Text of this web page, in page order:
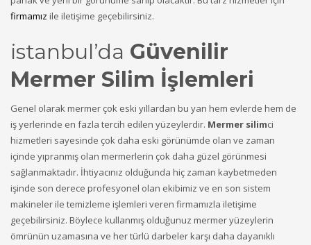
firmamız ile iletişime geçebilirsiniz.
istanbul’da Güvenilir
Mermer Silim İşlemleri
Genel olarak mermer çok eski yıllardan bu yan hem evlerde hem de
iş yerlerinde en fazla tercih edilen yüzeylerdir. Mermer silimci
hizmetleri sayesinde çok daha eski görünümde olan ve zaman
içinde yıpranmış olan mermerlerin çok daha güzel görünmesi
sağlanmaktadır. İhtiyacınız olduğunda hiç zaman kaybetmeden
işinde son derece profesyonel olan ekibimiz ve en son sistem
makineler ile temizleme işlemleri veren firmamızla iletişime
geçebilirsiniz. Böylece kullanmış olduğunuz mermer yüzeylerin
ömrünün uzamasına ve her türlü darbeler karşı daha dayanıklı